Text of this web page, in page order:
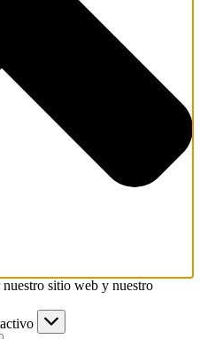
sitio web y nuestro